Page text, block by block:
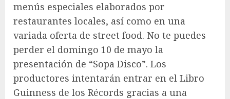
menús especiales elaborados por
restaurantes locales, así como en una
variada oferta de street food. No te puedes
perder el domingo 10 de mayo la
presentación de “Sopa Disco”. Los
productores intentarán entrar en el Libro
Guinness de los Récords gracias a una